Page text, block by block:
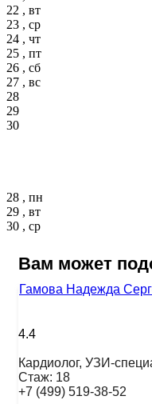
22 , вт
23 , ср
24 , чт
25 , пт
26 , сб
27 , вс
28
29
30
28 , пн
29 , вт
30 , ср
Вам может
Гамова Надежда
4.4
Кардиолог, УЗИ-
Стаж: 18
+7 (499) 519-38-52